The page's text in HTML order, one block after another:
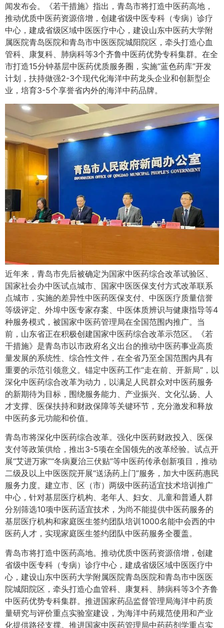
闻发布会。《若干措施》指出，青岛市将打造中医药高地，
推动优质中医药资源倍增，创建省级中医专科（专病）诊疗
中心，建成省级区域中医医疗中心，建设山东中医药大学附
属医院青岛医院和青岛市中医医院城阳院区，牵头打造心血
管科、康复科、肺病科等3个齐鲁中医药优势专科集群。在全
市打造15分钟基层中医药优质服务圈，实施“蓝色药库”开发
计划，扶持做强2-3个现代化海洋中药龙头企业和创新型企
业，培育3-5个享誉省内外的海洋中药品牌。
近年来，青岛市先后被确定为国家中医药综合改革试验区、
国家社会办中医试点城市、国家中医医保支付方式改革联系
点城市，实施的差异性中医药医保支付、中医医疗质量信誉
等级评定、外埠中医专家存案、中医体质辨识与健康指导等4
种服务模式，被国家中医药管理局在全国范围内推广。当
前，山东省正在积极创建国家中医药综合改革示范区。《若
干措施》是青岛市以市政府名义出台的推动中医药事业高质
量发展的系统性、综合性文件，在全省乃至全国范围内具有
重要的示范引领意义。锚定中医药工作“走在前、开新局”，以
深化中医药综合改革为动力，以满足人民群众对中医药服务
的新期待为目标，围绕服务能力、产业振兴、文化弘扬、人
才支撑、医保扶持和财政保障等关键环节，充分激发和释放
中医药多元功能和价值。
青岛市将深化中医药综合改革。强化中医药财政投入、医保
支付等政策供给，推出3-5项在全国领先的改革经验。试点开
展“艾进万家”“冬病夏治三伏贴”等中医药传承创新项目，推动
二级及以上中医医院开展“送汤药上门”服务，加大中医药惠民
服务力度。建立市、区（市）两级中医药适宜技术培训推广
中心，针对基层医疗机构、老年人、妇女、儿童和普通人群
分别筛选10项中医药适宜技术，为尚不能提供中医药服务的
基层医疗机构和家庭医生签约团队培训1000名能中会西的中
医药人才，实现家庭医生签约团队中医药服务全覆盖。
青岛市将打造中医药高地。推动优质中医药资源倍增，创建
省级中医专科（专病）诊疗中心，建成省级区域中医医疗中
心，建设山东中医药大学附属医院青岛医院和青岛市中医医
院城阳院区，牵头打造心血管科、康复科、肺病科等3个齐鲁
中医药优势专科集群。推进国家药品监督管理局海洋中药质
量研究与评价重点实验室建设，为海洋中药规范使用和产业
化提供路径支撑。推进国家中医药管理局中药药剂学重点实